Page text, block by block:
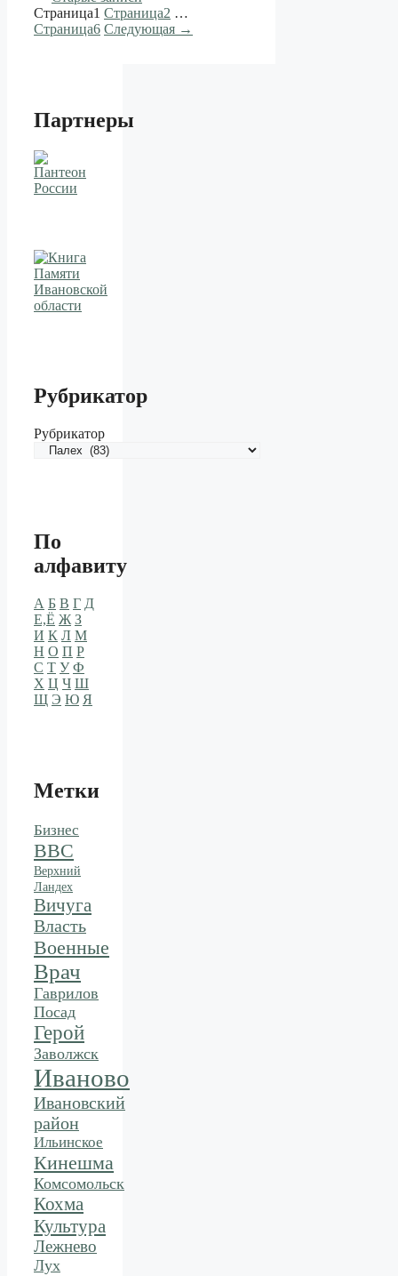
Страница1 Страница2 …
Страница6 Следующая →
Партнеры
Рубрикатор
Рубрикатор
По
алфавиту
А Б В Г Д
Е,Ё Ж З
И К Л М
Н О П Р
С Т У Ф
Х Ц Ч Ш
Щ Э Ю Я
Метки
Бизнес
ВВС
Верхний
Ландех
Вичуга
Власть
Военные
Врач
Гаврилов
Посад
Герой
Заволжск
Иваново
Ивановский
район
Ильинское
Кинешма
Комсомольск
Кохма
Культура
Лежнево
Лух